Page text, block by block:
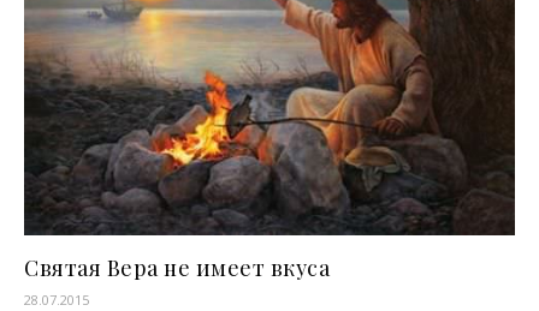
Святая Вера не имеет вкуса
28.07.2015